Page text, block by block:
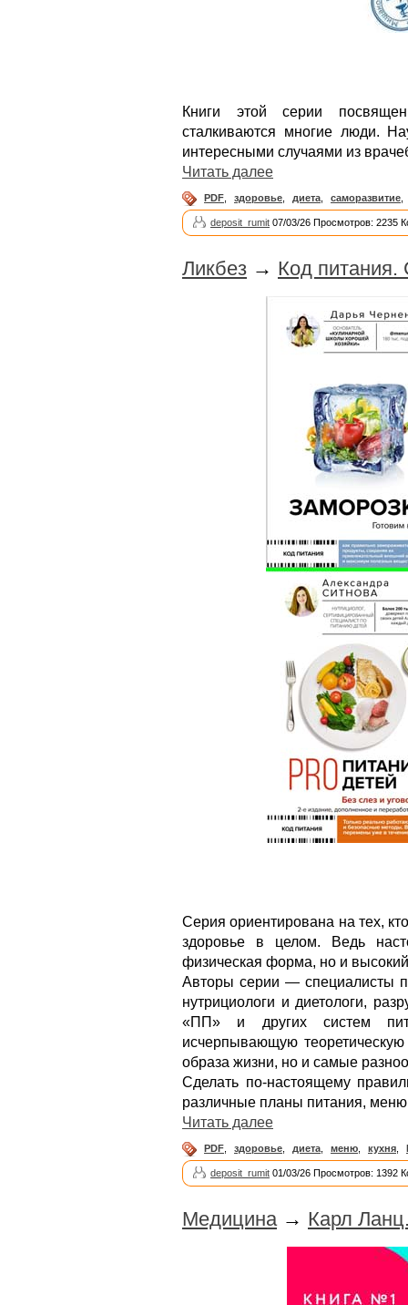
Книги этой серии
сталкиваются многие люди.
интересными случаями из
Читать далее
PDF здоровье диета саморазвитие
deposit_rumit 07/03/26 Просмотров: 2235
Ликбез → Код питания.
Серия ориентирована на тех,
здоровье в целом. Ведь
физическая форма, но и
Авторы серии — специалисты
нутрициологи и диетологи,
«ПП» и других систем
исчерпывающую
образа жизни, но и самые
Сделать по-настоящему
различные планы питания,
Читать далее
PDF здоровье диета меню кухня
deposit_rumit 01/03/26 Просмотров: 1392
Медицина→ Карл